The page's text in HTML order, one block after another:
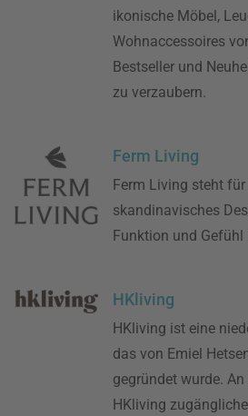
ikonische Möbel,
Wohnaccessoires
Bestseller und
zu verzaubern.
Ferm Living
Ferm Living steht
skandinavisches
Funktion und
HKliving
HKliving ist eine
das von Emiel
gegründet wurde.
HKliving